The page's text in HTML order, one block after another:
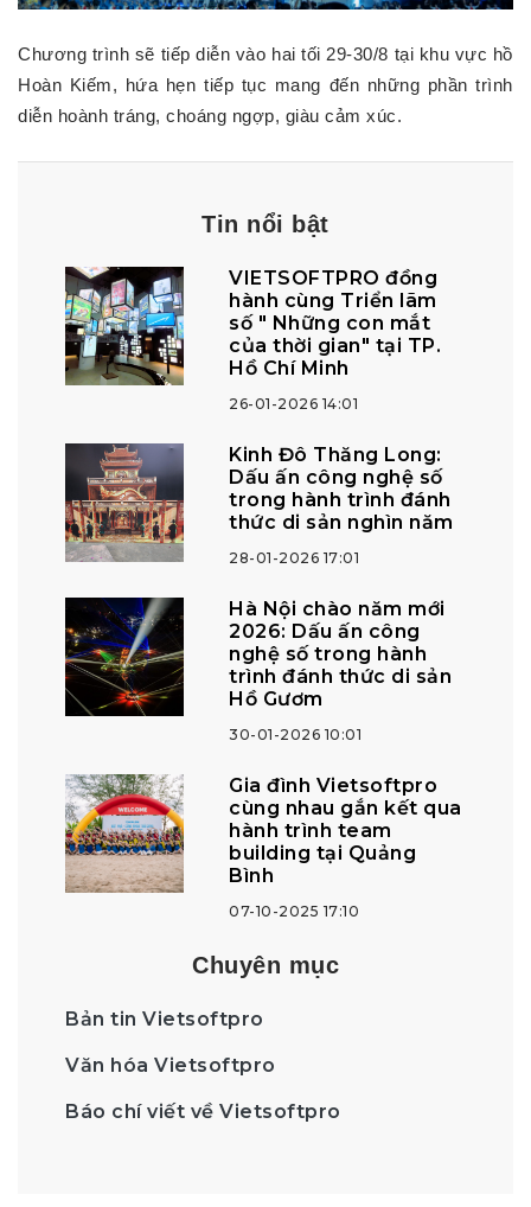
Chương trình sẽ tiếp diễn vào hai tối 29-30/8 tại khu vực hồ
Hoàn Kiếm, hứa hẹn tiếp tục mang đến những phần trình
diễn hoành tráng, choáng ngợp, giàu cảm xúc.
Tin nổi bật
VIETSOFTPRO đồng
hành cùng Triển lãm
số " Những con mắt
của thời gian" tại TP.
Hồ Chí Minh
26-01-2026 14:01
Kinh Đô Thăng Long:
Dấu ấn công nghệ số
trong hành trình đánh
thức di sản nghìn năm
28-01-2026 17:01
Hà Nội chào năm mới
2026: Dấu ấn công
nghệ số trong hành
trình đánh thức di sản
Hồ Gươm
30-01-2026 10:01
Gia đình Vietsoftpro
cùng nhau gắn kết qua
hành trình team
building tại Quảng
Bình
07-10-2025 17:10
Chuyên mục
Bản tin Vietsoftpro
Văn hóa Vietsoftpro
Báo chí viết về Vietsoftpro